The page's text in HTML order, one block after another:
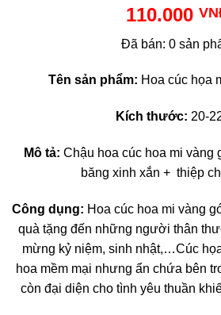
110.000
Đã bán: 0 sản
Tên sản phẩm: Hoa cúc họa
Kích thước: 20-
Mô tả: Chậu hoa cúc hoa mi vàng
băng xinh xắn + thiệp
Công dụng: Hoa cúc hoa mi vàng
quà tặng đến những người thân
mừng kỷ niệm, sinh nhật,…Cúc
hoa mềm mại nhưng ẩn chứa bên
còn đại diện cho tình yêu thuần